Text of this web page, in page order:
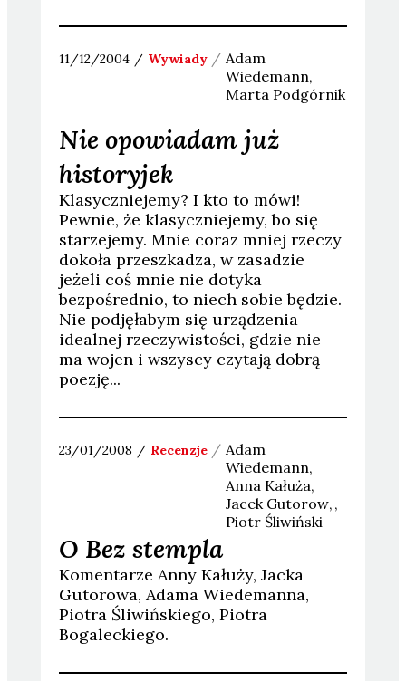
11/12/2004 Wywiady
Adam
Wiedemann
MartaPodgórnik
Nie opowiadam już
historyjek
Klasyczniejemy? I kto to mówi!
Pewnie, że klasyczniejemy, bo się
starzejemy. Mnie coraz mniej rzeczy
dokoła przeszkadza, w zasadzie
jeżeli coś mnie nie dotyka
bezpośrednio, to niech sobie będzie.
Nie podjęłabym się urządzenia
idealnej rzeczywistości, gdzie nie
ma wojen i wszyscy czytają dobrą
poezję...
23/01/2008 Recenzje
Adam
Wiedemann
AnnaKałuża
JacekGutorow
PiotrŚliwiński
O Bez stempla
Komentarze Anny Kałuży, Jacka
Gutorowa, Adama Wiedemanna,
Piotra Śliwińskiego, Piotra
Bogaleckiego.